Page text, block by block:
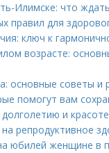
Илимске: что
правил для
ключ к
возрасте:
основные советы и
помогут вам
и красоте
репродуктивное
юбилей женщине в